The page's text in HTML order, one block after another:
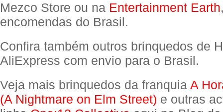
Mezco Store ou na Entertainment Earth
encomendas do Brasil.
Confira também outros brinquedos de
AliExpress com envio para o Brasil.
Veja mais brinquedos da franquia A
(A Nightmare on Elm Street) e outras